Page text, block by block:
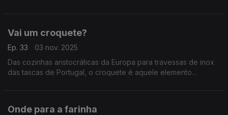
Vai um croquete?
Ep. 33
03 nov. 2025
Das cozinhas aristocráticas da Europa para travessas de inox
das tascas de Portugal, o croquete é aquele elemento
Onde para a farinha